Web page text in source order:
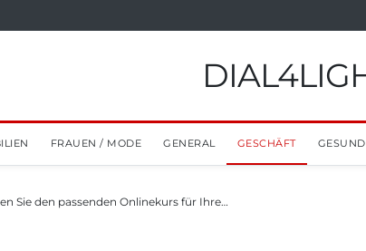
FRAUEN / MODE GENERAL GESCHÄFT
Sie den passenden Onlinekurs für Ihre…